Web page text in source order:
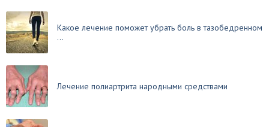
Какое лечение поможет убрать боль в тазобедренном
...
Лечение полиартрита народными средствами